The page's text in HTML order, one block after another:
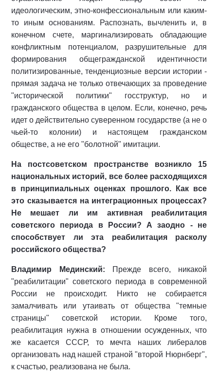
идеологическим, этно-конфессиональным или каким-
то иным основаниям. Распознать, вычленить и, в
конечном счете, маргинализировать обладающие
конфликтным потенциалом, разрушительные для
формирования общегражданской идентичности
политизированные, тенденциозные версии истории -
прямая задача не только отвечающих за проведение
"исторической политики" госструктур, но и
гражданского общества в целом. Если, конечно, речь
идет о действительно суверенном государстве (а не о
чьей-то колонии) и настоящем гражданском
обществе, а не его "болотной" имитации.
На постсоветском пространстве возникло 15
национальных историй, все более расходящихся
в принципиальных оценках прошлого. Как все
это сказывается на интеграционных процессах?
Не мешает ли им активная реабилитация
советского периода в России? А заодно - не
способствует ли эта реабилитация расколу
российского общества?
Владимир Мединский: Прежде всего, никакой
"реабилитации" советского периода в современной
России не происходит. Никто не собирается
замалчивать или утаивать от общества "темные
страницы" советской истории. Кроме того,
реабилитация нужна в отношении осужденных, что
же касается СССР, то мечта наших либералов
организовать над нашей страной "второй Нюрнберг",
к счастью, реализована не была.